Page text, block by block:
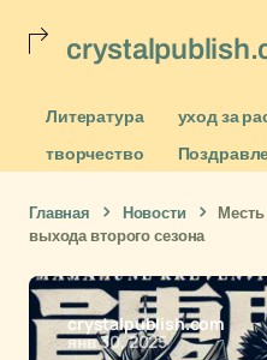
Литература уход за
творчество
Главная Новости
выхода второго сезона
crystalpublish.com
янв 30, 2025